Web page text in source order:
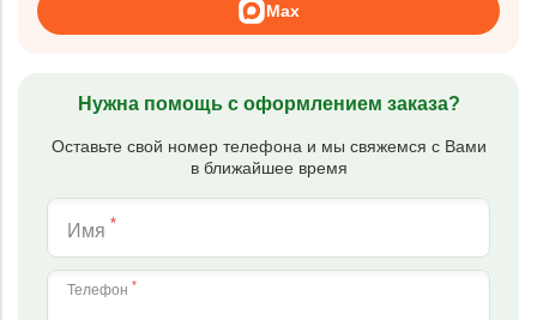
Max
Нужна помощь с оформлением заказа?
Оставьте свой номер телефона и мы свяжемся с Вами
в ближайшее время
Имя *
Телефон *